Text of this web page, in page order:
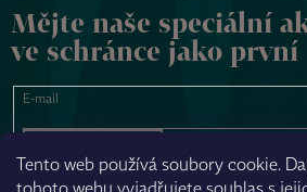
Tento web používá soubory cookie.
Mějte naše speciální
ve schránce jako první
E-mail